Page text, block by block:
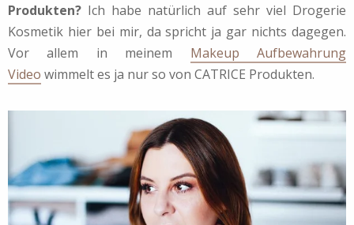
Produkten? Ich habe natürlich auf sehr viel Drogerie
Kosmetik hier bei mir, da spricht ja gar nichts dagegen.
Vor allem in meinem Makeup Aufbewahrung
Video wimmelt es ja nur so von CATRICE Produkten.